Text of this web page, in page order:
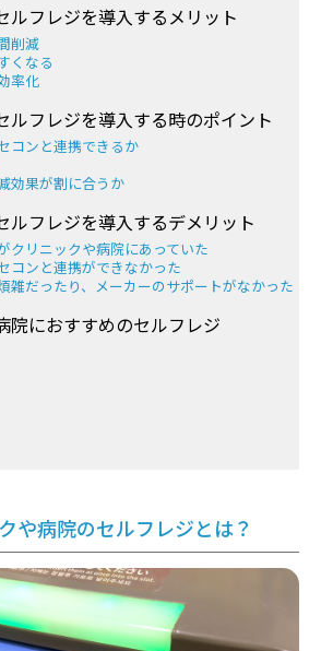
ルフレジを導入するメリット
削減
くなる
率化
ルフレジを導入する時のポイント
コンと連携できるか
効果が割に合うか
ルフレジを導入するデメリット
クリニックや病院にあっていた
コンと連携ができなかった
雑だったり、メーカーのサポートがなかった
院におすすめのセルフレジ
や病院のセルフレジとは？